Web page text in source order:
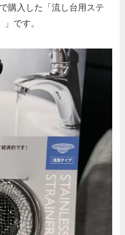
購入した「流し台用ステ
です。